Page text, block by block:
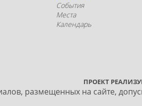
События
Места
Календарь
ПРОЕКТ
размещенных на сайте,